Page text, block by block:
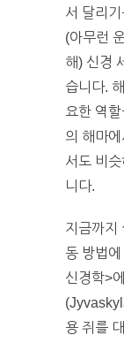
서 달리
(아무런
해) 신경
습니다.
요한 역
의 해마
서도 비
니다.
지금까지
동 방법
신경학>
용 쥐를